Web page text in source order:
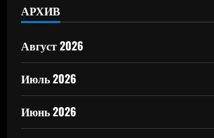
АРХИВ
Август 2026
Июль 2026
Июнь 2026